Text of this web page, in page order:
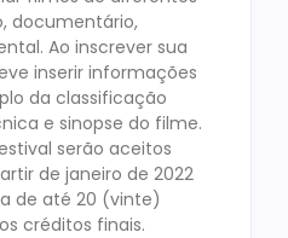
documentário,
Ao inscrever sua
inserir informações
da classificação
e sinopse do filme.
serão aceitos
de janeiro de 2022
de até 20 (vinte)
créditos finais.